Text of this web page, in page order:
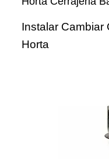
Instalar Cambiar
Horta